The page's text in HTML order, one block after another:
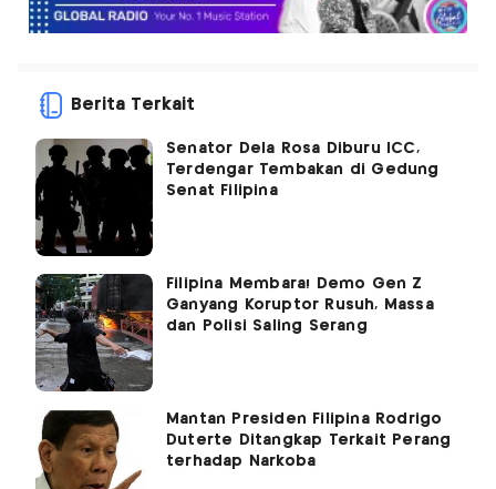
Berita Terkait
Senator Dela Rosa Diburu ICC,
Terdengar Tembakan di Gedung
Senat Filipina
Filipina Membara! Demo Gen Z
Ganyang Koruptor Rusuh, Massa
dan Polisi Saling Serang
Mantan Presiden Filipina Rodrigo
Duterte Ditangkap Terkait Perang
terhadap Narkoba